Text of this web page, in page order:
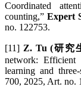
Coordinated
counting,” Expert
no. 122753.
[11] Z. Tu (研究
network: Efficient
learning and
700, 2025, Art. no.